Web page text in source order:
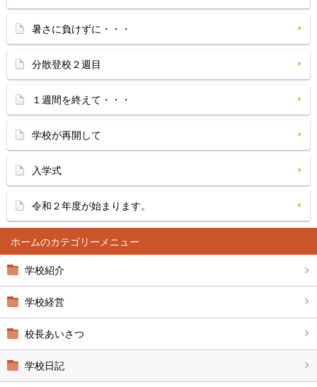
ホーム
学校紹介
学校経営
校長あいさつ
学校日記
暑さに負けずに・・・
分散登校２週目
１週間を終えて・・・
学校が再開して
入学式
令和２年度が始まります。